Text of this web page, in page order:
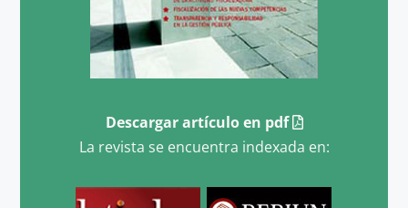
Descargar artículo en pdf
La revista se encuentra indexada en: